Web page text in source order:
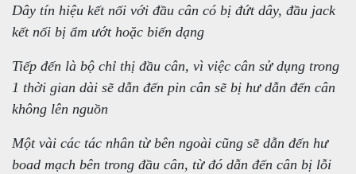
Dây tín hiệu kết nối với đầu cân có bị đứt dây, đầu jack
kết nối bị ẩm ướt hoặc biến dạng
Tiếp đến là bộ chỉ thị đầu cân, vì việc cân sử dụng trong
1 thời gian dài sẽ dẫn đến pin cân sẽ bị hư dẫn đến cân
không lên nguồn
Một vài các tác nhân từ bên ngoài cũng sẽ dẫn đến hư
boad mạch bên trong đầu cân, từ đó dẫn đến cân bị lỗi